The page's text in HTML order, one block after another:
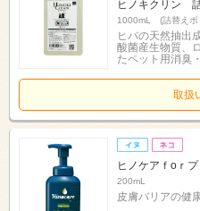
ヒノキクリン
1000mL (詰替えボ
ヒバの天然抽出
酸菌産生物質、
たペット用消臭
取扱
ヒノケアｆоｒ
200mL
皮膚バリアの健